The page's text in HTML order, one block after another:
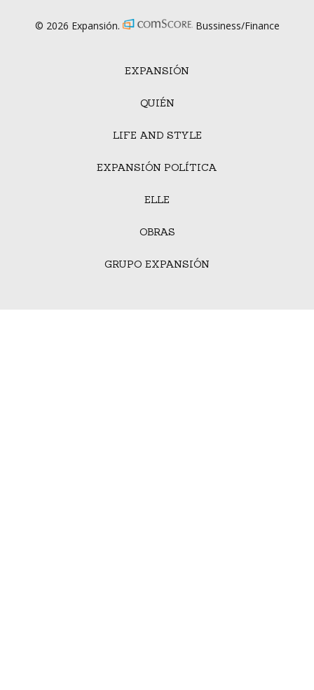
EXPANSIÓN
QUIÉN
LIFE AND STYLE
EXPANSIÓN POLÍTICA
ELLE
OBRAS
GRUPO EXPANSIÓN
© 2026 Expansión. Bussiness/Finance